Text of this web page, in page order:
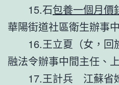
15.石包養一個月價
華陽街道社區衛生辦事
16.王立夏（女，
融法令辦事中間主任、
17.王計兵 江蘇省